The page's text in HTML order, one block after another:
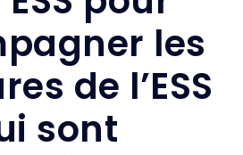
les
de l’ESS
sont